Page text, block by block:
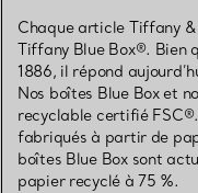
Chaque article Tiffany
Tiffany Blue Box®. Bien
1886, il répond
Nos boîtes Blue Box et
recyclable certifié
fabriqués à partir de
boîtes Blue Box sont
papier recyclé à 75 %.